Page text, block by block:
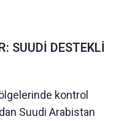
SUUDİ DESTEKLİ
kontrol
Suudi Arabistan